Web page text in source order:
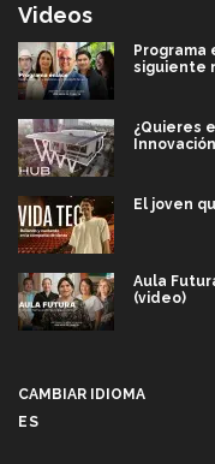
Videos
Programa
siguiente
¿Quieres
El joven
Aula
(video)
CAMBIAR IDIOMA
ES